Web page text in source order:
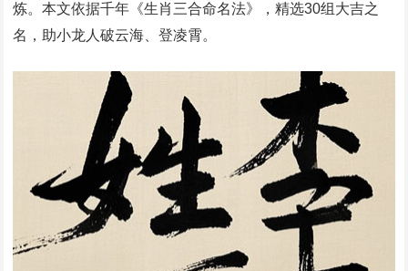
炼。本文依据千年《生肖三合命名法》，精选30组大吉之
名，助小龙人破云海、登凌霄。